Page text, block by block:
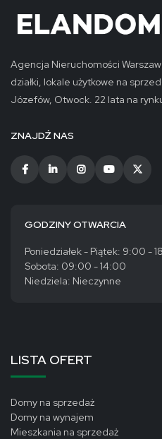
Agencja Nieruchomości
działki, lokale użytkowe na
Józefów, Otwock. 22 lata na
ZNAJDŹ NAS
GODZINY OTWARCIA
Poniedziałek - Piątek: 9:00 -
Sobota: 09:00 - 14:00
Niedziela: Nieczynne
LISTA OFERT
Domy na sprzedaż
Domy na wynajem
Mieszkania na sprzedaż